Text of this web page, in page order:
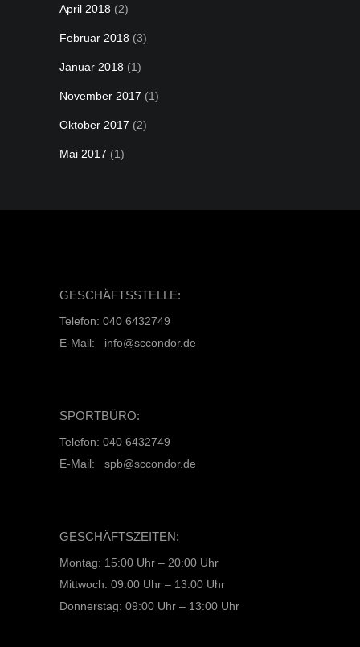
April 2018 (2)
Februar 2018 (3)
Januar 2018 (1)
November 2017 (1)
Oktober 2017 (2)
Mai 2017 (1)
GESCHÄFTSSTELLE:
Telefon: 040 6432749
E-Mail: info@sccondor.de
SPORTBÜRO:
Telefon: 040 6432749
E-Mail: spb@sccondor.de
GESCHÄFTSZEITEN:
Montag: 15:00 Uhr – 20:00 Uhr
Mittwoch: 09:00 Uhr – 13:00 Uhr
Donnerstag: 09:00 Uhr – 13:00 Uhr